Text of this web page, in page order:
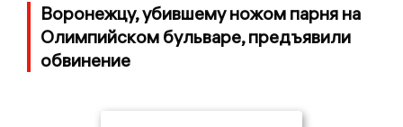
Воронежцу, убившему ножом парня на
Олимпийском бульваре, предъявили
обвинение